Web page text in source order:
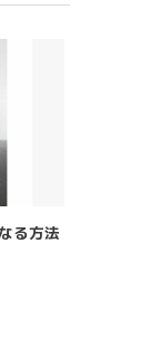
る方法